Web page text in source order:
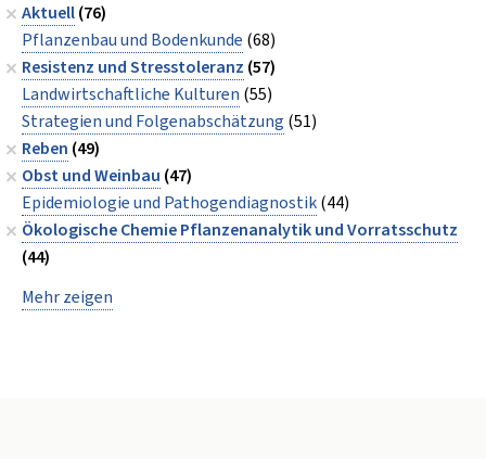
Aktuell(76)
Pflanzenbau und Bodenkunde (68)
Resistenz und Stresstoleranz (57)
Landwirtschaftliche Kulturen (55)
Strategien und Folgenabschätzung (51)
Reben (49)
Obst und Weinbau (47)
Epidemiologie und Pathogendiagnostik(44)
Ökologische Chemie Pflanzenanalytik und Vorratsschutz
(44)
Mehr zeigen